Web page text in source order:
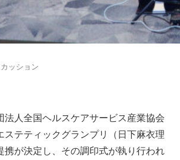
ッション
法人全国ヘルスケアサービス産業協会
ステティックグランプリ（日下麻衣理
携が決定し、その調印式が執り行われ